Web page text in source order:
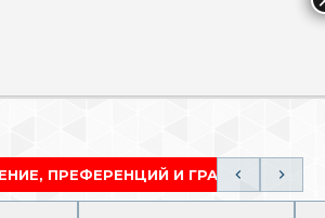
И ГРАНТОВ